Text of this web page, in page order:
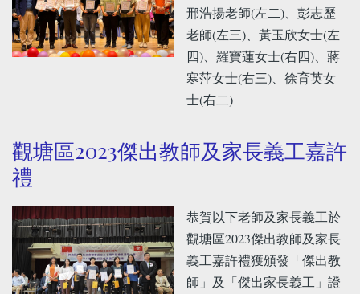
邢浩揚老師(左二)、彭志歷
老師(左三)、黃玉欣女士(左
四)、羅寶蓮女士(右四)、蔣
寒萍女士(右三)、徐育英女
士(右二)
觀塘區2023傑出教師及家長義工嘉許
禮
恭賀以下老師及家長義工於
觀塘區2023傑出教師及家長
義工嘉許禮獲頒發「傑出教
師」及「傑出家長義工」證